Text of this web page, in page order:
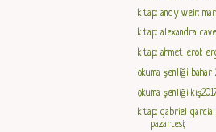
kitap: andy weir:
kitap: alexandra
kitap: ahmet erol:
okuma şenliği bahar
okuma şenliği
kitap: gabriel garcia
pazartesi;